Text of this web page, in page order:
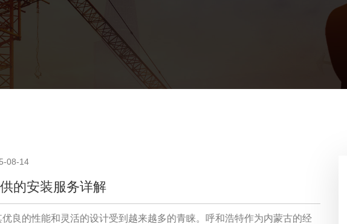
08-14
的安装服务详解
良的性能和灵活的设计受到越来越多的青睐。呼和浩特作为内蒙古的经